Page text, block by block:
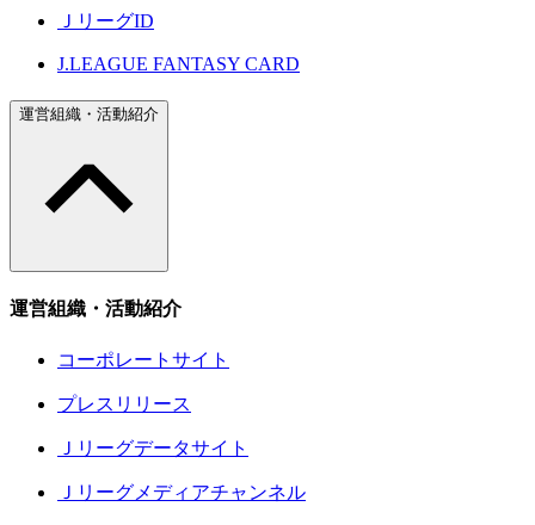
ＪリーグID
J.LEAGUE FANTASY CARD
運営組織・活動紹介
運営組織・活動紹介
コーポレートサイト
プレスリリース
Ｊリーグデータサイト
Ｊリーグメディアチャンネル